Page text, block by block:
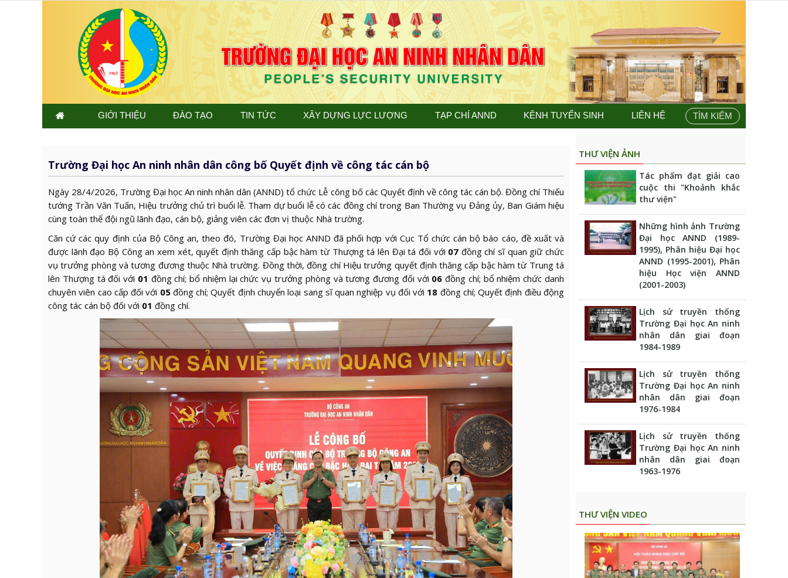
GIỚI THIỆU ĐÀO TẠO TIN TỨC XÂY DỰNG LỰC LƯỢNG TẠP CHÍ ANND KÊNH TUYỂN SINH LIÊN HỆ TÌM KIẾM
Trường Đại học An ninh nhân dân công bố Quyết định về công tác cán bộ
Ngày 28/4/2026, Trường Đại học An ninh nhân dân (ANND) tổ chức Lễ công bố các Quyết định về công tác cán bộ. Đồng chí Thiếu
tướng Trần Văn Tuấn, Hiệu trưởng chủ trì buổi lễ. Tham dự buổi lễ có các đồng chí trong Ban Thường vụ Đảng ủy, Ban Giám hiệu
cùng toàn thể đội ngũ lãnh đạo, cán bộ, giảng viên các đơn vị thuộc Nhà trường.
Căn cứ các quy định của Bộ Công an, theo đó, Trường Đại học ANND đã phối hợp với Cục Tổ chức cán bộ báo cáo, đề xuất và
được lãnh đạo Bộ Công an xem xét, quyết định thăng cấp bậc hàm từ Thượng tá lên Đại tá đối với 07 đồng chí sĩ quan giữ chức
vụ trưởng phòng và tương đương thuộc Nhà trường. Đồng thời, đồng chí Hiệu trưởng quyết định thăng cấp bậc hàm từ Trung tá
lên Thượng tá đối với 01 đồng chí; bổ nhiệm lại chức vụ trưởng phòng và tương đương đối với 06 đồng chí; bổ nhiệm chức danh
chuyên viên cao cấp đối với 05đồng chí; Quyết định chuyển loại sang sĩ quan nghiệp vụ đối với 18 đồng chí; Quyết định điều động
công tác cán bộ đối với 01 đồng chí.
THƯ VIỆN ẢNH
Tác phẩm đạt giải cao
cuộc thi "Khoảnh khắc
thư viện"
Những hình ảnh Trường
Đại học ANND (1989-
1995), Phân hiệu Đại học
ANND (1995-2001), Phân
hiệu Học viện ANND
(2001-2003)
Lịch sử truyền thống
Trường Đại học An ninh
nhân dân giai đoạn
1984-1989
Lịch sử truyền thống
Trường Đại học An ninh
nhân dân giai đoạn
1976-1984
Lịch sử truyền thống
Trường Đại học An ninh
nhân dân giai đoạn
1963-1976
THƯ VIỆN VIDEO